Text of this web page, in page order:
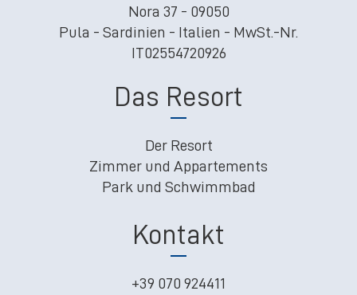
Nora 37 - 09050
Pula - Sardinien - Italien - MwSt.-Nr.
IT02554720926
Das Resort
Der Resort
Zimmer und Appartements
Park und Schwimmbad
Kontakt
+39 070 924411